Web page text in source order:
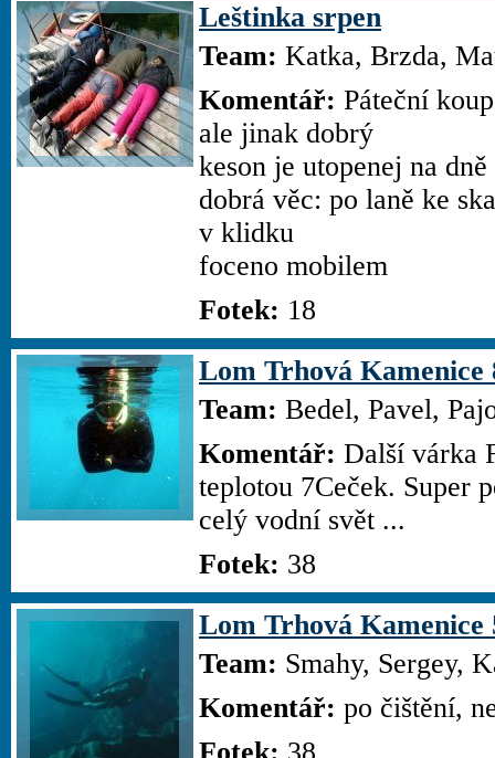
Leštinka srpen
Team: Katka, Brzda,
Komentář: Páteční
ale jinak dobrý
keson je utopenej na dně
dobrá věc: po laně ke
v klidku
foceno mobilem
Fotek: 18
Lom Trhová Kamenice
Team: Bedel, Pavel,
Komentář: Další várka
teplotou 7Ceček. Super
celý vodní svět ...
Fotek: 38
Lom Trhová Kamenice
Team: Smahy, Sergey,
Komentář: po čištění,